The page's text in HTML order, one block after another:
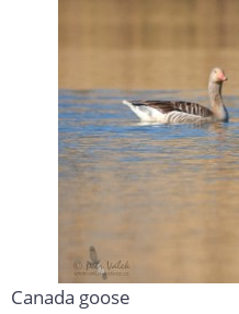
Canada goose